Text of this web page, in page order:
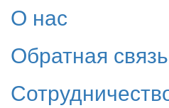
О нас
Обратная связь